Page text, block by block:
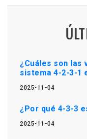
¿Cuáles son las
sistema 4-2-3-1
2025-11-04
¿Por qué 4-3-3
2025-11-04